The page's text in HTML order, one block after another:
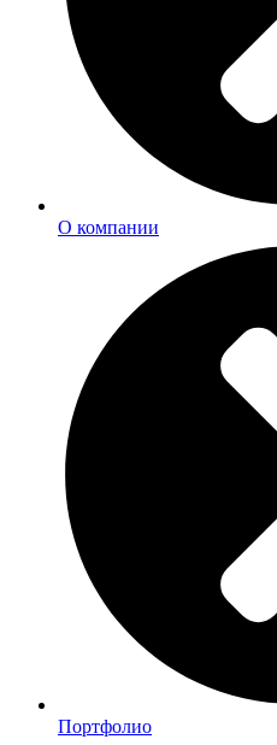
О компании
Портфолио